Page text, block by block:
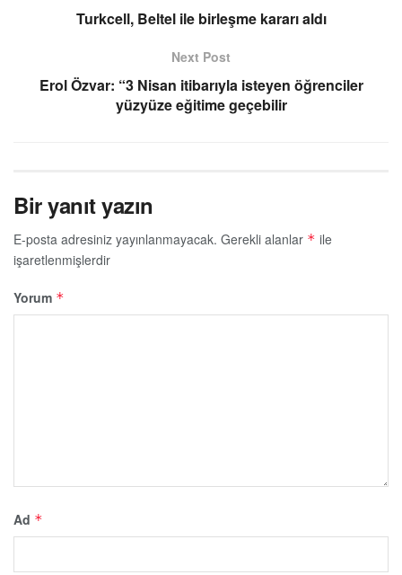
Turkcell, Beltel ile birleşme kararı aldı
Next Post
Erol Özvar: “3 Nisan itibarıyla isteyen öğrenciler
yüzyüze eğitime geçebilir
Bir yanıt yazın
E-posta adresiniz yayınlanmayacak. Gerekli alanlar * ile
işaretlenmişlerdir
Yorum *
Ad *